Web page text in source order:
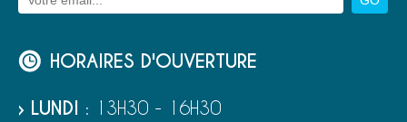
HORAIRES D'OUVERTURE
› LUNDI : 13H30 - 16H30